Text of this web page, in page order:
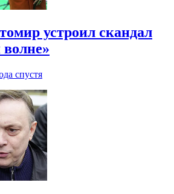
устроил скандал
спустя